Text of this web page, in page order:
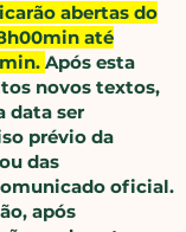
abertas do
até
Após esta
novos textos,
data ser
prévio da
das
oficial.
após